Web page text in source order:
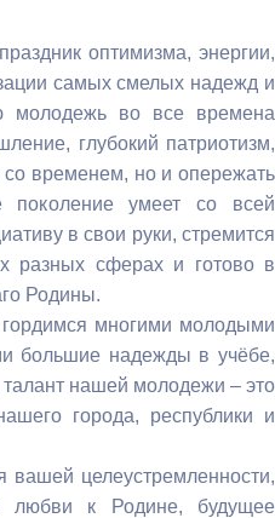
оптимизма, энергии,
самых смелых надежд и
молодежь во все времена
глубокий патриотизм,
со временем, но и опережать
поколение умеет со всей
в свои руки, стремится
разных сферах и готово в
Родины.
многими молодыми
большие надежды в учёбе,
нашей молодежи – это
города, республики и
целеустремленности,
любви к Родине, будущее